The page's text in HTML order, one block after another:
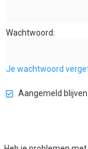
Wachtwoord
Je wachtwoord
Aangemeld blijven